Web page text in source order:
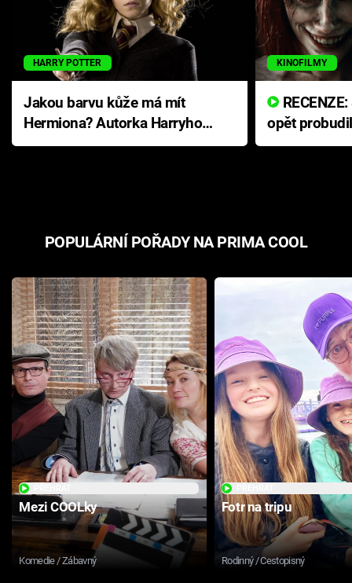
HARRY POTTER
Jakou barvu kůže má mít
Hermiona? Autorka Harryho
Pottera přišla s ráznou
KINOFILMY
opět
přichází s
POPULÁRNÍ POŘADY NA PRIMA COOL
Mezi COOLky
Komedie / Zábavný
Fotr na tripu
Rodinný / Cestopisný